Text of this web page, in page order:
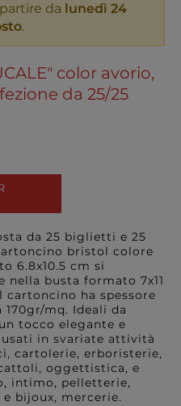
da lunedì 24
.
color avorio,
da 25/25
da 25 biglietti e 25
bristol colore
6.8x10.5 cm si
busta formato 7x11
ha spessore
mq. Ideali da
tocco elegante e
in svariate attività
cartolerie, erboristerie,
oggettistica, e
intimo, pelletterie,
bijoux, mercerie.